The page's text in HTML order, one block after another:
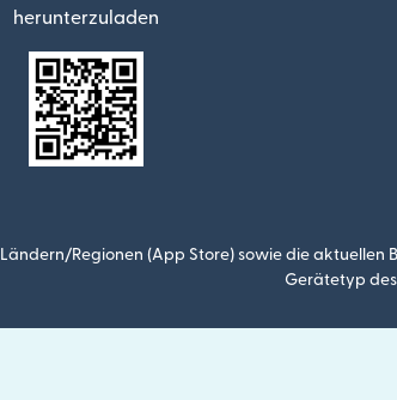
herunterzuladen
Regionen (App Store) sowie die
Gerätetyp